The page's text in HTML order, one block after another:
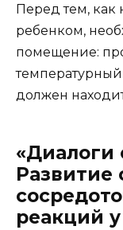
Перед тем, как
ребенком,
помещение:
должен
Развитие
реакций